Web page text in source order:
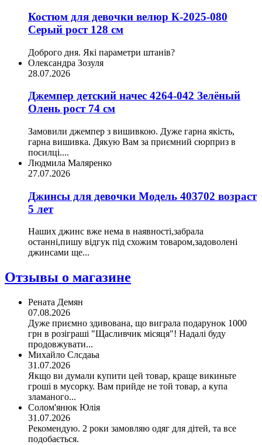
Костюм для девочки велюр К-2025-080
Серый рост 128 см
Доброго дня. Які параметри штанів?
Олександра Зозуля
28.07.2026
Джемпер детский начес 4264-042 Зелёный
Олень рост 74 см
Замовили джемпер з вишивкою. Дуже гарна якість,
гарна вишивка. Дякую Вам за приємний сюрприз в
посилці....
Людмила Маляренко
27.07.2026
Джинсы для девочки Модель 403702 возраст
5 лет
Наших джинс вже нема в наявності,забрала
останні,пишу відгук під схожим товаром,задоволені
джинсами ще...
Отзывы о магазине
Рената Демян
07.08.2026
Дуже приємно здивована, що виграла подарунок 1000
грн в розіграші "Щасливчик місяця"! Надалі буду
продовжувати...
Михайло Слсдаьа
31.07.2026
Якщо ви думали купити цей товар, краще викиньте
гроші в мусорку. Вам прийде не той товар, а купа
зламаного...
Солом'янюк Юлія
31.07.2026
Рекомендую. 2 роки замовляю одяг для дітей, та все
подобається.